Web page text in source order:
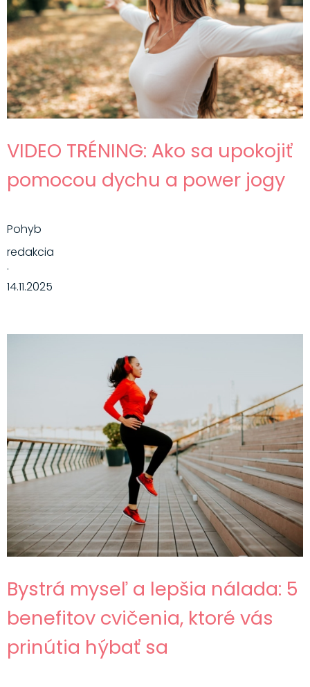
VIDEO TRÉNING: Ako sa upokojiť
pomocou dychu a power jogy
Pohyb
redakcia
·
14.11.2025
Bystrá myseľ a lepšia nálada: 5
benefitov cvičenia, ktoré vás
prinútia hýbať sa